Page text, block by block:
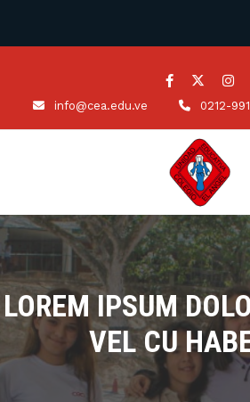
info@cea.edu.ve 0212-
LOREM IPSUM
VEL CU